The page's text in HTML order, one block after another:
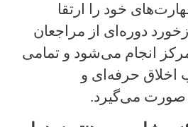
خود را ارتقا
دوره‌ای از مراجعان
انجام می‌شود و تمامی
اخلاق حرفه‌ای و
صورت می‌گیرد.